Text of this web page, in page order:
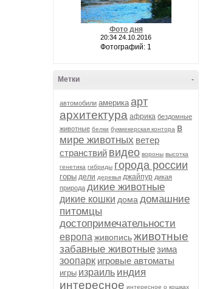
Фото дня
20:34 24.10.2016
Фотографий: 1
-
Метки
автомобили америка арт
архитектура африка бездомные
животные белки букмекерская контора в
мире животных ветер
странствий видео вороны высотка
генетика гибриды города россии
горы дели деревья джайпур дикая
природа дикие животные
дикие кошки дома домашние
питомцы
достопримечательности
европа живописьживотные
забавные животныезима
зоопарк игровые автоматы
игры израиль индия
интересное интересное о кошках